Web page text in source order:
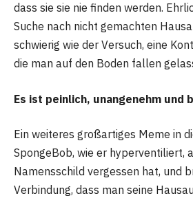
dass sie sie nie finden werden.
Suche nach nicht gemachten
schwierig wie der Versuch, eine
die man auf den Boden fallen
Es ist peinlich, unangenehm und
Ein weiteres großartiges Meme in
SpongeBob, wie er hyperventiliert,
Namensschild vergessen hat, und
Verbindung, dass man seine